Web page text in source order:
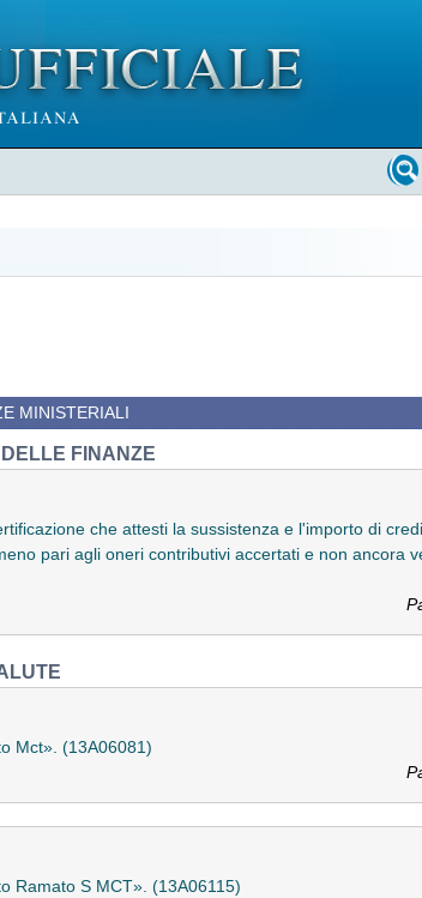
MINISTERIALI
FINANZE
che attesti la sussistenza e l'importo di
pari agli oneri contributivi accertati e non ancora
Mct». (13A06081)
Ramato S MCT». (13A06115)